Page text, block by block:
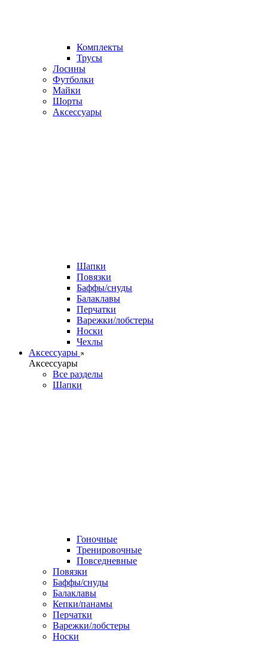
Комплекты
Трусы
Лосины
Футболки
Майки
Шорты
Аксессуары
Шапки
Повязки
Баффы/снуды
Балаклавы
Перчатки
Варежки/лобстеры
Носки
Чехлы
Аксессуары
Аксессуары
Все разделы
Шапки
Гоночные
Тренировочные
Повседневные
Повязки
Баффы/снуды
Балаклавы
Кепки/панамы
Перчатки
Варежки/лобстеры
Носки